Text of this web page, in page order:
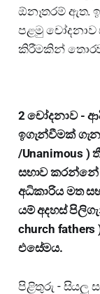
ඕනෑතරම් ඇත.
පළමු චෝදනාව
කිරීමකින් තොරව
2 චෝදනාව -
ඉගැන්වීමක්
/Unanimous
සභාව කරන්නේ
අධිකාරිය මත
යම් අදහස්
church
එසේමය.
පිළිතුරු - සියලු